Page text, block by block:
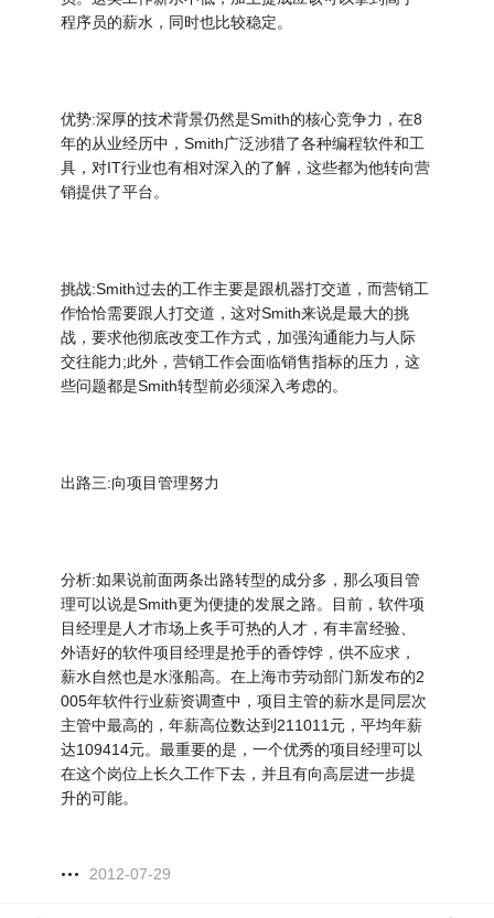
程序员的薪水，同时也比较稳定。
优势:深厚的技术背景仍然是Smith的核心竞争力，在8
年的从业经历中，Smith广泛涉猎了各种编程软件和工
具，对IT行业也有相对深入的了解，这些都为他转向营
销提供了平台。
挑战:Smith过去的工作主要是跟机器打交道，而营销工
作恰恰需要跟人打交道，这对Smith来说是最大的挑
战，要求他彻底改变工作方式，加强沟通能力与人际
交往能力;此外，营销工作会面临销售指标的压力，这
些问题都是Smith转型前必须深入考虑的。
出路三:向项目管理努力
分析:如果说前面两条出路转型的成分多，那么项目管
理可以说是Smith更为便捷的发展之路。目前，软件项
目经理是人才市场上炙手可热的人才，有丰富经验、
外语好的软件项目经理是抢手的香饽饽，供不应求，
薪水自然也是水涨船高。在上海市劳动部门新发布的2
005年软件行业薪资调查中，项目主管的薪水是同层次
主管中最高的，年薪高位数达到211011元，平均年薪
达109414元。最重要的是，一个优秀的项目经理可以
在这个岗位上长久工作下去，并且有向高层进一步提
升的可能。
2012-07-29